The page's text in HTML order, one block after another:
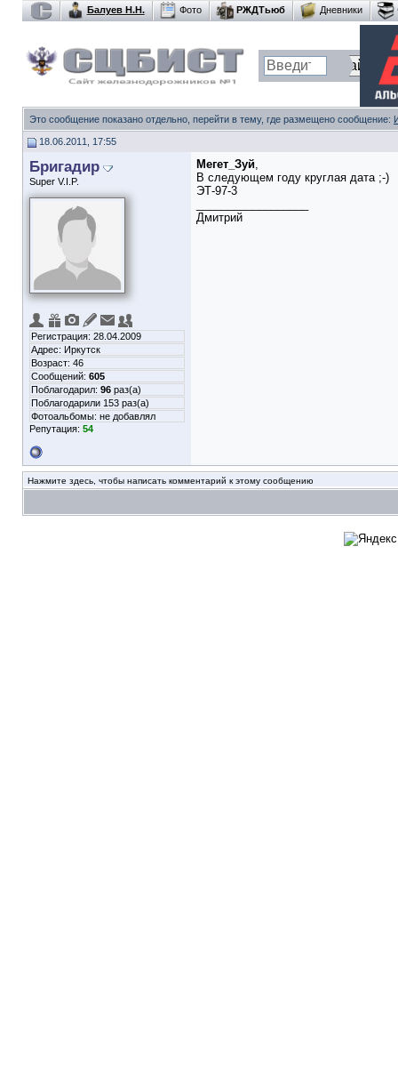
Балуев Н.Н. Фото РЖДТьюб Дневники
Это сообщение показано отдельно, перейти в тему, где размещено сообщение:
18.06.2011, 17:55
Бригадир
Super V.I.P.
Регистрация: 28.04.2009
Адрес: Иркутск
Возраст: 46
Сообщений: 605
Поблагодарил: 96 раз(а)
Поблагодарили 153 раз(а)
Фотоальбомы: не добавлял
Репутация: 54
Мегет_Зуй,
В следующем году круглая дата ;-)
ЭТ-97-3
Дмитрий
Нажмите здесь, чтобы написать комментарий к этому сообщению